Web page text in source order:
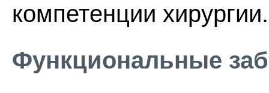
компетенции хирургии.
Функциональные